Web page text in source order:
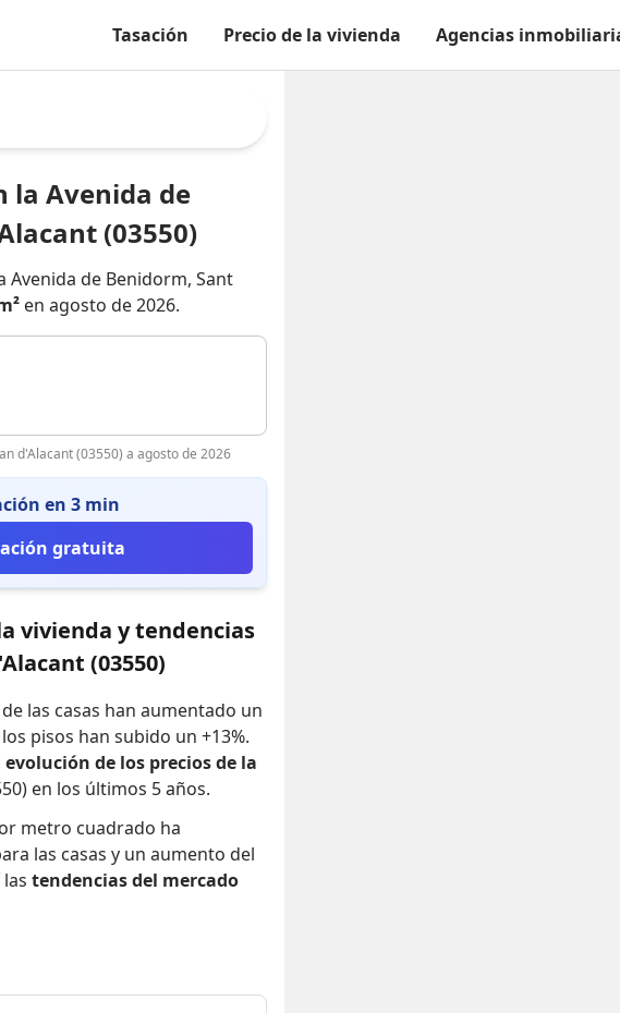
Tasación Precio de la vivienda Agencias
la Avenida de
(03550)
Avenida de Benidorm, Sant
en agosto de 2026.
d'Alacant (03550) a agosto de 2026
en 3 min
gratuita
vivienda y tendencias
(03550)
las casas han aumentado un
pisos han subido un +13%.
evolución de los precios de la
en los últimos 5 años.
metro cuadrado ha
las casas y un aumento del
tendencias del mercado